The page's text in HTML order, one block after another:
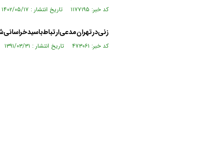
کد خبر: ۱۱۷۷۱۹۵ تاریخ انتشار : ۱۴۰۲/۰۵/۱۷
کد خبر: ۴۷۳۰۶۱ تاریخ انتشار : ۱۳۹۱/۰۳/۳۱